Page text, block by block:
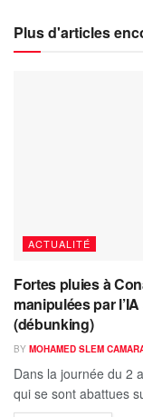
Plus d'articles
ACTUALITÉ
Fortes pluies à
manipulées par
(débunking)
BY MOHAMED SLEM
Dans la journée du 2
qui se sont abattues